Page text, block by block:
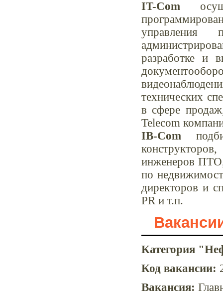
IT-Com
управления
разработке и
технических
в сфере
Telecom
IB-Com
инженеров ПТО,
по
директоров и
PR и т.п.
Категория
Код вакансии:
Вакансия: